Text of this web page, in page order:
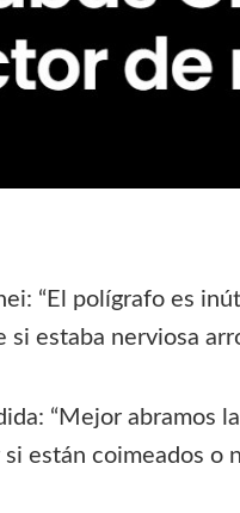
“El polígrafo es
estaba nerviosa
“Mejor abramos
están coimeados o